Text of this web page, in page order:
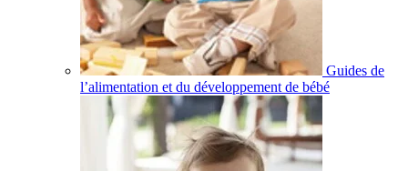
Guides de
l’alimentation et du développement de bébé